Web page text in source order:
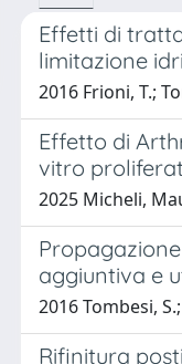
Effetti di
limitazione
2016 Frioni, T.;
Effetto di
vitro
2025 Micheli,
aggiuntiva e
2016 Tombesi,
Rifinitura